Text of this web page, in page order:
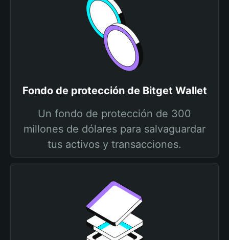
Fondo de protección de Bitget Wallet
Un fondo de protección de 300
millones de dólares para salvaguardar
tus activos y transacciones.